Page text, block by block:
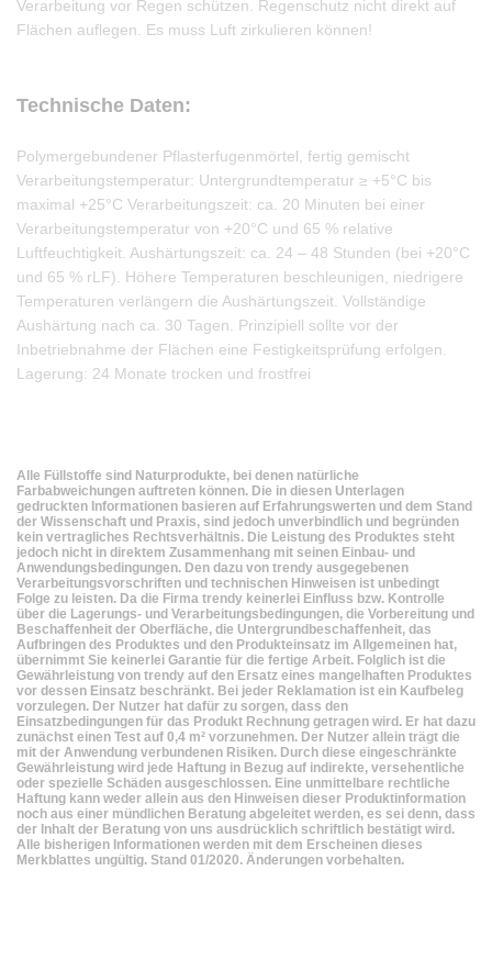
Verarbeitung vor Regen schützen. Regenschutz nicht direkt auf
Flächen auflegen. Es muss Luft zirkulieren können!
Technische Daten:
Polymergebundener Pflasterfugenmörtel, fertig gemischt
Verarbeitungstemperatur: Untergrundtemperatur ≥ +5°C bis
maximal +25°C Verarbeitungszeit: ca. 20 Minuten bei einer
Verarbeitungstemperatur von +20°C und 65 % relative
Luftfeuchtigkeit. Aushärtungszeit: ca. 24 – 48 Stunden (bei +20°C
und 65 % rLF). Höhere Temperaturen beschleunigen, niedrigere
Temperaturen verlängern die Aushärtungszeit. Vollständige
Aushärtung nach ca. 30 Tagen. Prinzipiell sollte vor der
Inbetriebnahme der Flächen eine Festigkeitsprüfung erfolgen.
Lagerung: 24 Monate trocken und frostfrei
Alle Füllstoffe sind Naturprodukte, bei denen natürliche
Farbabweichungen auftreten können. Die in diesen Unterlagen
gedruckten Informationen basieren auf Erfahrungswerten und dem Stand
der Wissenschaft und Praxis, sind jedoch unverbindlich und begründen
kein vertragliches Rechtsverhältnis. Die Leistung des Produktes steht
jedoch nicht in direktem Zusammenhang mit seinen Einbau- und
Anwendungsbedingungen. Den dazu von trendy ausgegebenen
Verarbeitungsvorschriften und technischen Hinweisen ist unbedingt
Folge zu leisten. Da die Firma trendy keinerlei Einfluss bzw. Kontrolle
über die Lagerungs- und Verarbeitungsbedingungen, die Vorbereitung und
Beschaffenheit der Oberfläche, die Untergrundbeschaffenheit, das
Aufbringen des Produktes und den Produkteinsatz im Allgemeinen hat,
übernimmt Sie keinerlei Garantie für die fertige Arbeit. Folglich ist die
Gewährleistung von trendy auf den Ersatz eines mangelhaften Produktes
vor dessen Einsatz beschränkt. Bei jeder Reklamation ist ein Kaufbeleg
vorzulegen. Der Nutzer hat dafür zu sorgen, dass den
Einsatzbedingungen für das Produkt Rechnung getragen wird. Er hat dazu
zunächst einen Test auf 0,4 m² vorzunehmen. Der Nutzer allein trägt die
mit der Anwendung verbundenen Risiken. Durch diese eingeschränkte
Gewährleistung wird jede Haftung in Bezug auf indirekte, versehentliche
oder spezielle Schäden ausgeschlossen. Eine unmittelbare rechtliche
Haftung kann weder allein aus den Hinweisen dieser Produktinformation
noch aus einer mündlichen Beratung abgeleitet werden, es sei denn, dass
der Inhalt der Beratung von uns ausdrücklich schriftlich bestätigt wird.
Alle bisherigen Informationen werden mit dem Erscheinen dieses
Merkblattes ungültig. Stand 01/2020. Änderungen vorbehalten.